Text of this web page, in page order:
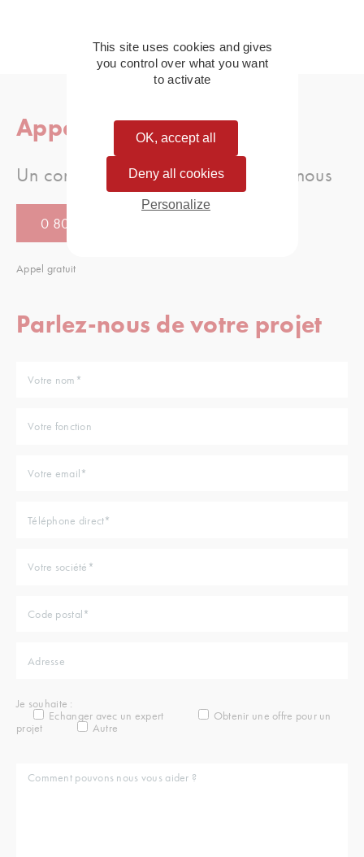
Appelez-nous
Un conseil, une question, appellez-nous
0 805 080 886
Appel gratuit
Parlez-nous de votre projet
Je souhaite :
Echanger avec un expert
Obtenir une offre pour un
projet
Autre
This site uses cookies and gives
you control over what you want
to activate
OK, accept all
Deny all cookies
Personalize